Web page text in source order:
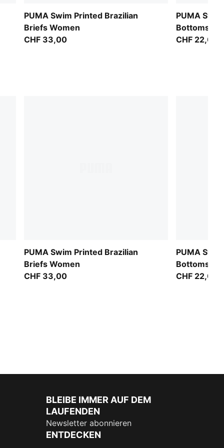
PUMA Swim Printed Brazilian
Briefs Women
CHF 33,00
PUMA
Bottoms
CHF 22,00
PUMA Swim Printed Brazilian
Briefs Women
CHF 33,00
PUMA
Bottoms
CHF 22,00
BLEIBE IMMER AUF DEM
LAUFENDEN
Newsletter abonnieren
ENTDECKEN